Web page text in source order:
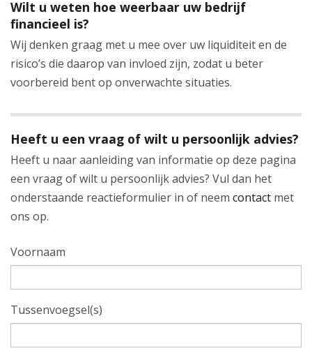
Wilt u weten hoe weerbaar uw bedrijf
financieel is?
Wij denken graag met u mee over uw liquiditeit en de
risico’s die daarop van invloed zijn, zodat u beter
voorbereid bent op onverwachte situaties.
Heeft u een vraag of wilt u persoonlijk advies?
Heeft u naar aanleiding van informatie op deze pagina
een vraag of wilt u persoonlijk advies? Vul dan het
onderstaande reactieformulier in of neem contact met
ons op.
Voornaam
Tussenvoegsel(s)